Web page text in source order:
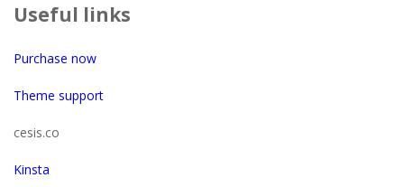
Useful links
Purchase now
Theme support
cesis.co
Kinsta